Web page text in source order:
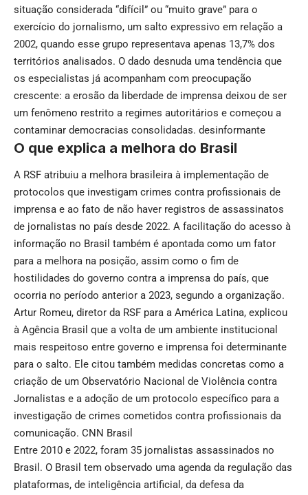
situação considerada “difícil” ou “muito grave” para o
exercício do jornalismo, um salto expressivo em relação a
2002, quando esse grupo representava apenas 13,7% dos
territórios analisados. O dado desnuda uma tendência que
os especialistas já acompanham com preocupação
crescente: a erosão da liberdade de imprensa deixou de ser
um fenômeno restrito a regimes autoritários e começou a
contaminar democracias consolidadas. desinformante
O que explica a melhora do Brasil
A RSF atribuiu a melhora brasileira à implementação de
protocolos que investigam crimes contra profissionais de
imprensa e ao fato de não haver registros de assassinatos
de jornalistas no país desde 2022. A facilitação do acesso à
informação no Brasil também é apontada como um fator
para a melhora na posição, assim como o fim de
hostilidades do governo contra a imprensa do país, que
ocorria no período anterior a 2023, segundo a organização.
Artur Romeu, diretor da RSF para a América Latina, explicou
à Agência Brasil que a volta de um ambiente institucional
mais respeitoso entre governo e imprensa foi determinante
para o salto. Ele citou também medidas concretas como a
criação de um Observatório Nacional de Violência contra
Jornalistas e a adoção de um protocolo específico para a
investigação de crimes cometidos contra profissionais da
comunicação. CNN Brasil
Entre 2010 e 2022, foram 35 jornalistas assassinados no
Brasil. O Brasil tem observado uma agenda da regulação das
plataformas, de inteligência artificial, da defesa da